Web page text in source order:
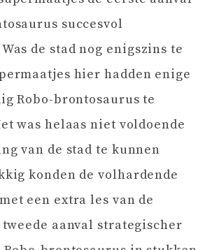
succesvol
de stad nog enigszins te
hier hadden enige
Robo-brontosaurus te
was helaas niet voldoende
van de stad te kunnen
konden de volhardende
een extra les van de
aanval strategischer